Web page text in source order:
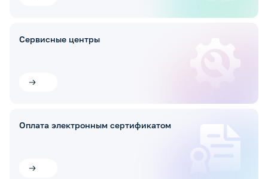
Сервисные центры
Оплата электронным сертификатом